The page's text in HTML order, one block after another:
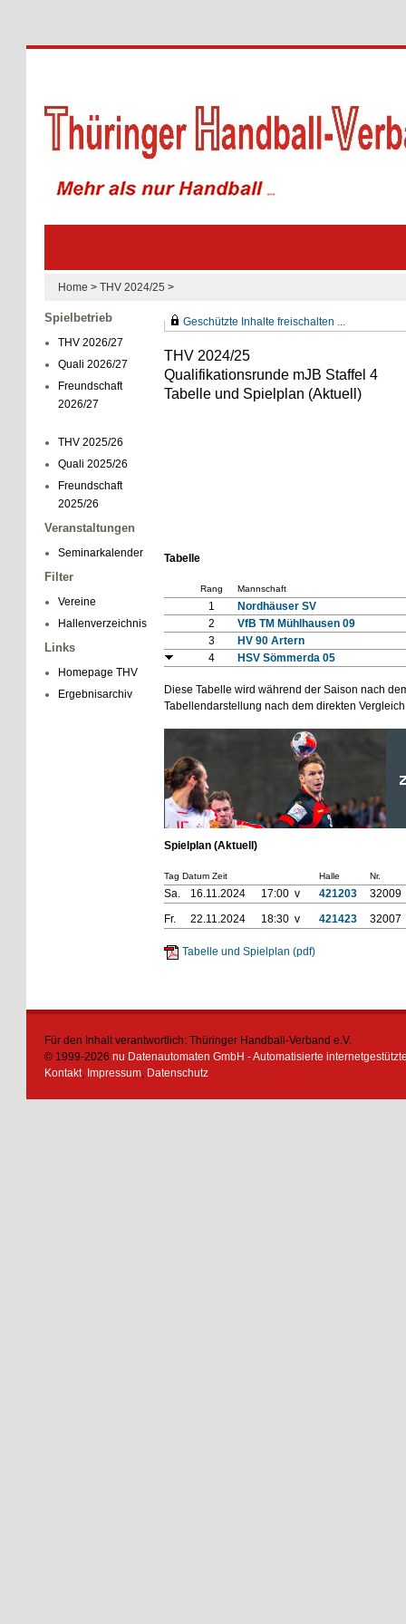
Home > THV 2024/25 >
Spielbetrieb
THV 2026/27
Quali 2026/27
Freundschaft
2026/27
THV 2025/26
Quali 2025/26
Freundschaft
2025/26
Veranstaltungen
Seminarkalender
Filter
Vereine
Hallenverzeichnis
Links
Homepage THV
Ergebnisarchiv
Geschützte Inhalte freischalten ...
THV 2024/25
Qualifikationsrunde mJB Staffel 4
Tabelle und Spielplan (Aktuell)
Tabelle
Rang Mannschaft
1
Nordhäuser SV
2
VfB TM Mühlhausen 09
3
HV 90 Artern
4
HSV Sömmerda 05
Diese Tabelle wird während der Saison nach
Tabellendarstellung nach dem direkten
Spielplan (Aktuell)
Tag Datum Zeit Halle Nr.
Sa. 16.11.2024 17:00 v 421203
32009
Fr.
22.11.2024 18:30 v 421423 32007
Tabelle und Spielplan (pdf)
Für den Inhalt verantwortlich: Thüringer Handball-Verband e.V.
© 1999-2026 nu Datenautomaten GmbH - Automatisierte
Kontakt, Impressum, Datenschutz